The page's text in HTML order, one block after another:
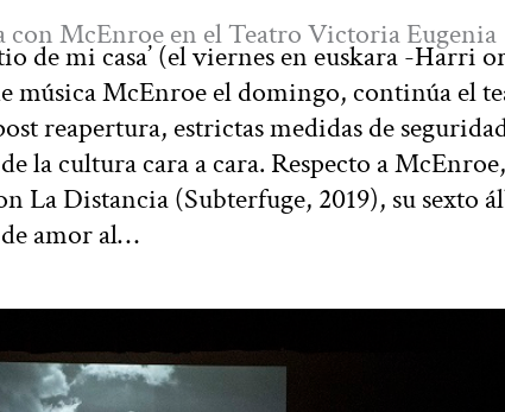
con McEnroe en el Teatro Victoria Eugenia
de mi casa’ (el viernes en euskara -Harri
música McEnroe el domingo, continúa el
reapertura, estrictas medidas de
la cultura cara a cara. Respecto a
La Distancia (Subterfuge, 2019), su sexto
amor al…